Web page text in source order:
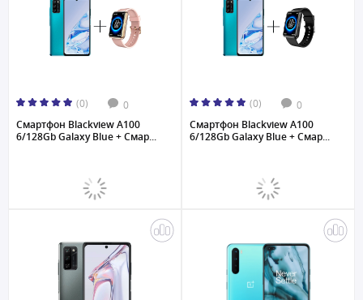
(0) 0
Смартфон Blackview A100
6/128Gb Galaxy Blue + Смар...
(0) 0
Смартфон Blackview A100
6/128Gb Galaxy Blue + Смар...